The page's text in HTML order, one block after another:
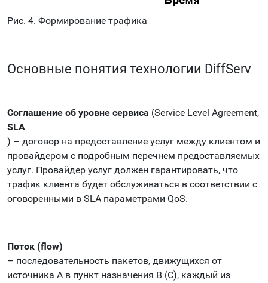
Рис. 4. Формирование трафика
Основные понятия технологии DiffServ
Соглашение об уровне сервиса (Service Level Agreement,
SLA
) – договор на предоставление услуг между клиентом и
провайдером с подробным перечнем предоставляемых
услуг. Провайдер услуг должен гарантировать, что
трафик клиента будет обслуживаться в соответствии с
оговоренными в SLA параметрами QoS.
Поток (flow)
– последовательность пакетов, движущихся от
источника А в пункт назначения B (С), каждый из